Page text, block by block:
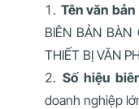
Tên văn bản
BIÊN BẢN
THIẾT BỊ VĂN
Số hiệu
doanh nghiệp